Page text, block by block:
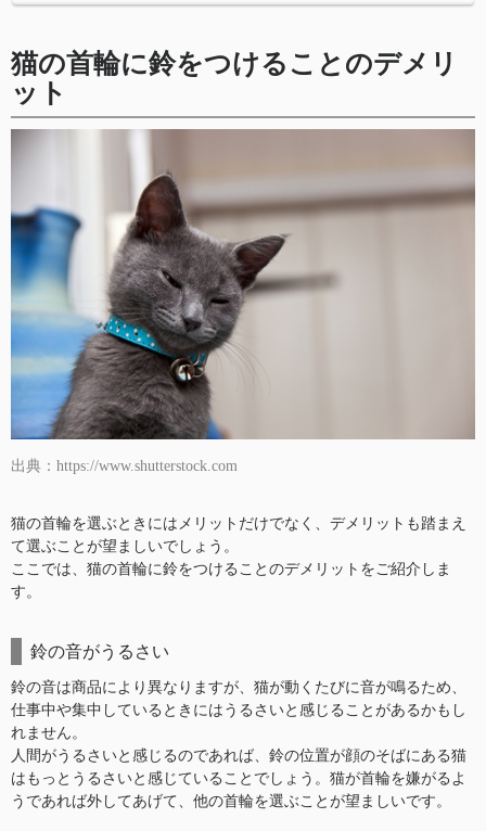
猫の首輪に鈴をつけることのデメリ
ット
出典：https://www.shutterstock.com
猫の首輪を選ぶときにはメリットだけでなく、デメリットも踏まえ
て選ぶことが望ましいでしょう。
ここでは、猫の首輪に鈴をつけることのデメリットをご紹介しま
す。
鈴の音がうるさい
鈴の音は商品により異なりますが、猫が動くたびに音が鳴るため、
仕事中や集中しているときにはうるさいと感じることがあるかもし
れません。
人間がうるさいと感じるのであれば、鈴の位置が顔のそばにある猫
はもっとうるさいと感じていることでしょう。猫が首輪を嫌がるよ
うであれば外してあげて、他の首輪を選ぶことが望ましいです。